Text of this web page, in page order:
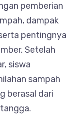
pemberian
dampak
pentingnya
Setelah
siswa
sampah
berasal dari